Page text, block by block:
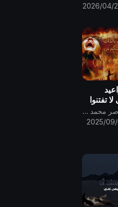
2026/04/
تفتنوا
عن
قناة الامام المهدي ناصر محمد اليماني
2025/